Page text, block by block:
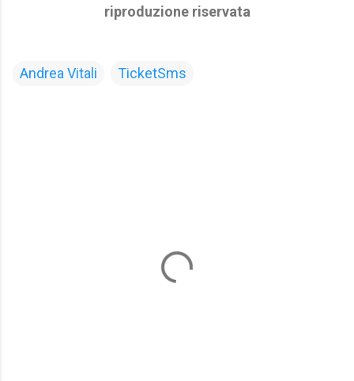
riproduzione riservata
Andrea Vitali TicketSms